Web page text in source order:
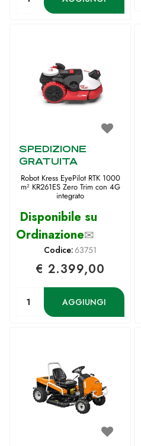
SPEDIZIONE
GRATUITA
Robot Kress EyePilot RTK 1000
m² KR261ES Zero Trim con 4G
integrato
Disponibile su
Ordinazione✉
Codice:63751
€ 2.399,00
AGGIUNGI